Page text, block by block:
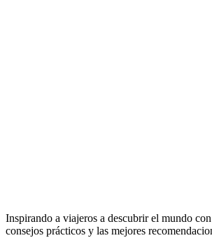
Inspirando a viajeros a descubrir el mundo
consejos prácticos y las mejores